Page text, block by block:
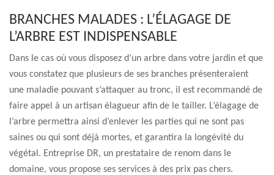
BRANCHES MALADES : L’ÉLAGAGE DE
L’ARBRE EST INDISPENSABLE
Dans le cas où vous disposez d’un arbre dans votre jardin et que
vous constatez que plusieurs de ses branches présenteraient
une maladie pouvant s’attaquer au tronc, il est recommandé de
faire appel à un artisan élagueur afin de le tailler. L’élagage de
l’arbre permettra ainsi d’enlever les parties qui ne sont pas
saines ou qui sont déjà mortes, et garantira la longévité du
végétal. Entreprise DR, un prestataire de renom dans le
domaine, vous propose ses services à des prix pas chers.